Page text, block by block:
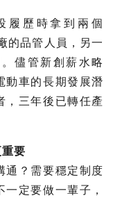
履歷時拿到兩個
的品管人員，另一
儘管新創薪水略
動車的長期發展潛
，三年後已轉任產
要
通？需要穩定制度
定要做一輩子，